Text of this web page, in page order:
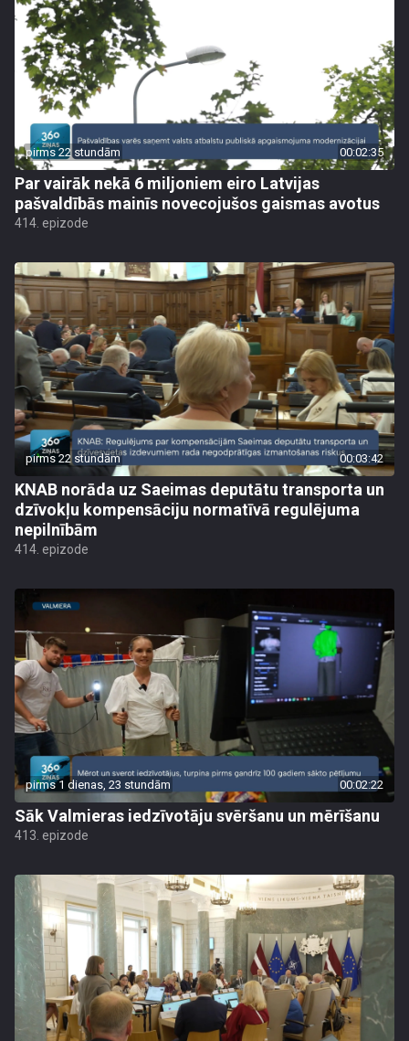
pirms 22 stundām 00:02:35
Par vairāk nekā 6 miljoniem eiro Latvijas
pašvaldībās mainīs novecojušos gaismas avotus
414. epizode
pirms 22 stundām 00:03:42
KNAB norāda uz Saeimas deputātu transporta un
dzīvokļu kompensāciju normatīvā regulējuma
nepilnībām
414. epizode
pirms 1 dienas, 23 stundām 00:02:22
Sāk Valmieras iedzīvotāju svēršanu un mērīšanu
413. epizode